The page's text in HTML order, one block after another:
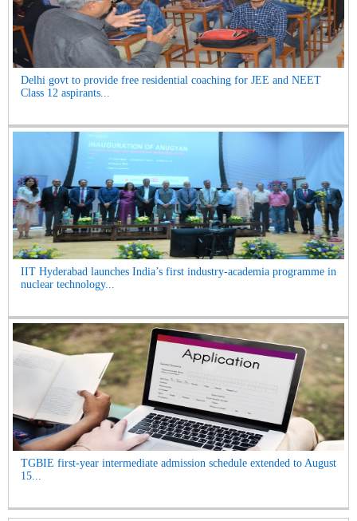
Delhi govt to provide free residential coaching for JEE and NEET
Class 12 aspirants...
IIT Hyderabad launches India’s first industry-academia programme in
nuclear technology...
TGBIE first-year intermediate admission schedule extended to August
15...